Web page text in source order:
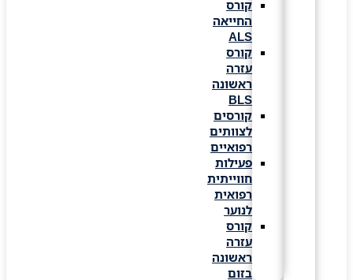
קורס
החייאה
קורס
עזרה
ראשונה
קורסים
לצוותים
רפואיים
פעילות
חווייתית
רפואית
לנוער
קורס
עזרה
ראשונה